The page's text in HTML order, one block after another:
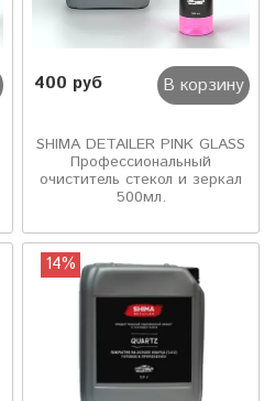
400 руб В корзину
SHIMA DETAILER PINK GLASS
Профессиональный
очиститель стекол и зеркал
500мл.
14%